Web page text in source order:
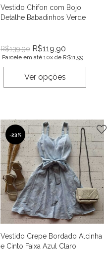
Vestido Chifon com Bojo
Detalhe Babadinhos Verde
R$139,90 R$119,90
Parcele em até 10x de R$11,99
Ver opções
-23%
Vestido Crepe Bordado Alcinha
e Cinto Faixa Azul Claro